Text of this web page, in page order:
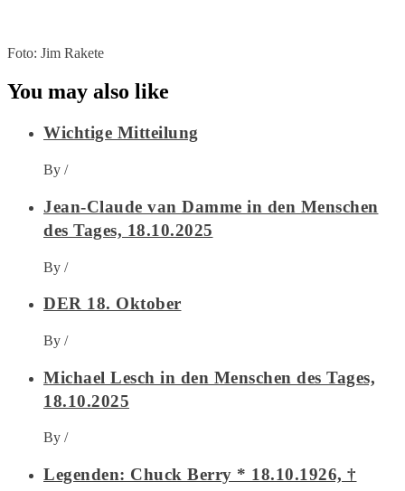
Foto: Jim Rakete
You may also like
Wichtige Mitteilung
By /
Jean-Claude van Damme in den Menschen
des Tages, 18.10.2025
By /
DER 18. Oktober
By /
Michael Lesch in den Menschen des Tages,
18.10.2025
By /
Legenden: Chuck Berry * 18.10.1926, †